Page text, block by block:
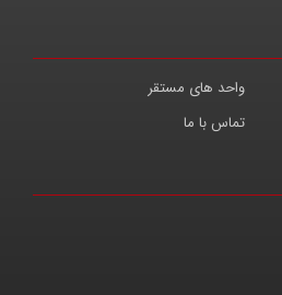
واحد های مستقر
تماس با ما